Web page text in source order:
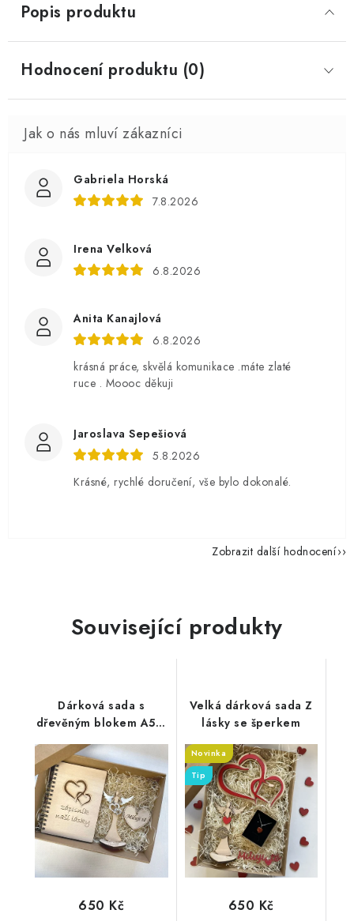
Popis produktu
Hodnocení produktu (0)
Gabriela Horská
7.8.2026
Irena Velková
6.8.2026
Anita Kanajlová
6.8.2026
krásná práce, skvělá komunikace .máte zlaté
ruce . Moooc děkuji
Jaroslava Sepešiová
5.8.2026
Krásné, rychlé doručení, vše bylo dokonalé.
Zobrazit další hodnocení
Související produkty
Dárková sada s
dřevěným blokem A5 Z
lásky
650 Kč
Velká dárková sada Z
lásky se šperkem
Novinka
Tip
650 Kč